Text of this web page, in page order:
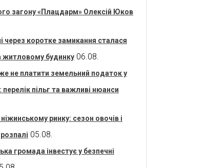
загону «Плацдарм» Олексій Юков
через коротке замикання сталася
будинку 06.08.
не платити земельний податок у
перелік пільг та важливі нюанси
ринку: сезон овочів і
05.08.
громада інвестує у безпечні